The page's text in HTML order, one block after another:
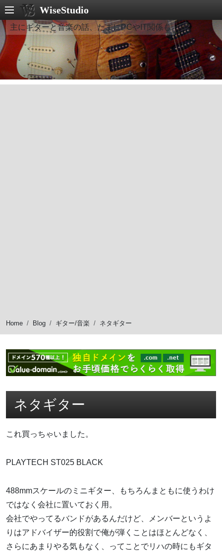
WiseStudio
主にギターと音楽の話、たまにPCやIT関係も
Home Blog ギター/音楽 ネタギター
ネタギター
これ買っちゃいました。
PLAYTECH ST025 BLACK
488mmスケールのミニギター、もちろんまともに使うわけ
ではなく会社に置いておく用。
会社でやってるバンドがあるんだけど、メンバーというよ
りはアドバイザー的役割で俺が弾くことはほとんどなく、
さらにあまりやる気もなく、ってことでリハの時にもギタ